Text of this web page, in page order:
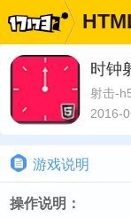
时钟
射击-
2016-
游戏说明
操作说明：